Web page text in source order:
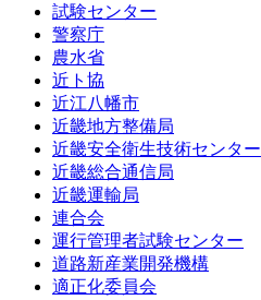
試験センター
警察庁
農水省
近ト協
近江八幡市
近畿地方整備局
近畿安全衛生技術センター
近畿総合通信局
近畿運輸局
連合会
運行管理者試験センター
道路新産業開発機構
適正化委員会